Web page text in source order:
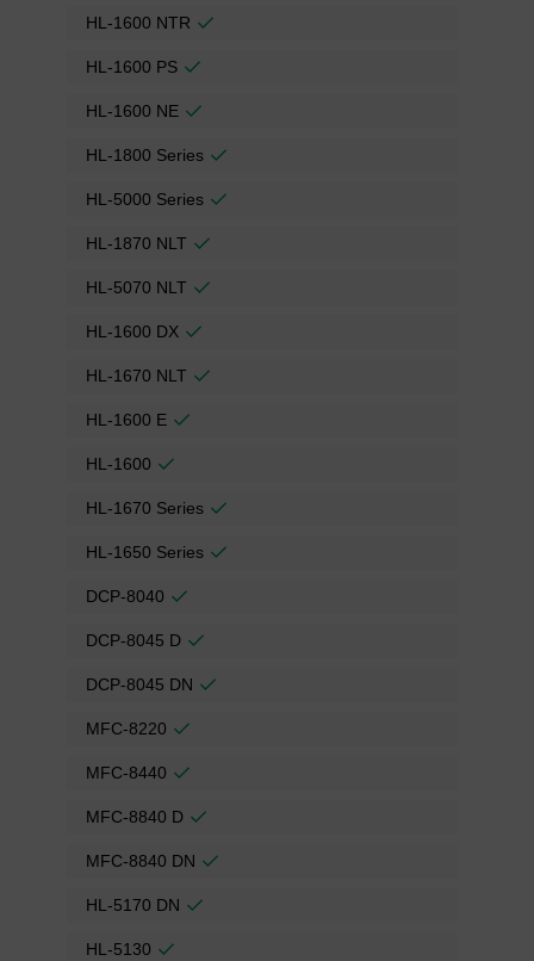
HL-1600 NTR
HL-1600 PS
HL-1600 NE
HL-1800 Series
HL-5000 Series
HL-1870 NLT
HL-5070 NLT
HL-1600 DX
HL-1670 NLT
HL-1600 E
HL-1600
HL-1670 Series
HL-1650 Series
DCP-8040
DCP-8045 D
DCP-8045 DN
MFC-8220
MFC-8440
MFC-8840 D
MFC-8840 DN
HL-5170 DN
HL-5130